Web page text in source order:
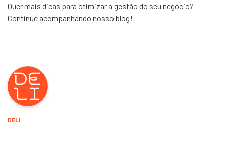
Quer mais dicas para otimizar a gestão do seu negócio?
Continue acompanhando nosso blog!
DELI